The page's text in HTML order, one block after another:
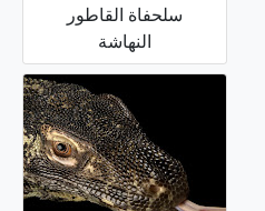
سلحفاة القاطور
النهاشة